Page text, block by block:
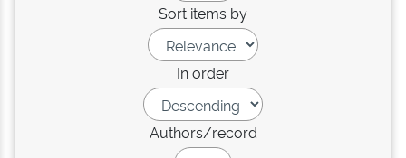
Sort items by
In order
Authors/record